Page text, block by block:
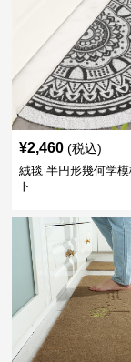
¥2,460 (税込)
絨毯 半円形幾何学
ト